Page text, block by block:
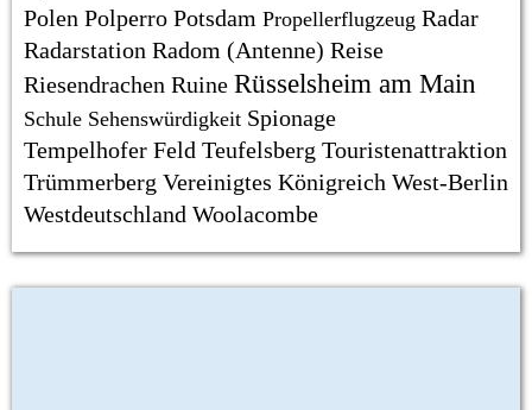
Polen Polperro Potsdam Propellerflugzeug Radar
Radarstation Radom (Antenne) Reise
Riesendrachen Ruine Rüsselsheim am Main
Schule Sehenswürdigkeit Spionage
Tempelhofer Feld Teufelsberg Touristenattraktion
Trümmerberg Vereinigtes Königreich West-Berlin
Westdeutschland Woolacombe